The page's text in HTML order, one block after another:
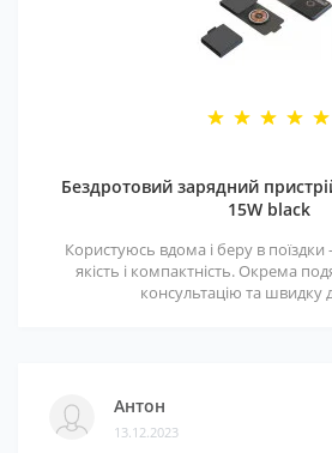
Бездротовий зарядний
15W black
Користуюсь вдома і беру в
якість і компактність. Окрема
консультацію та швидку
Антон
13.12.2023